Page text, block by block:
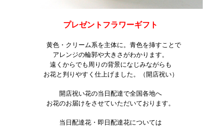
プレゼントフラワーギフト
黄色・クリーム系を主体に。青色を挿すことで
アレンジの輪郭や大きさがわかります。
遠くからでも周りの背景になじみながらも
お花と判りやすく仕上げました。（開店祝い）
開店祝い花の当日配達で全国各地へ
お花のお届けをさせていただいております。
当日配達花・即日配達花については